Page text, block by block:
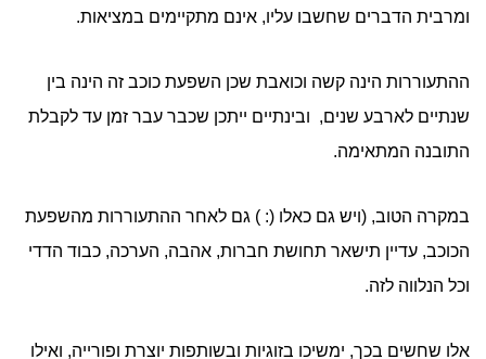
ומרבית הדברים שחשבו עליו, אינם מתקיימים במציאות.
ההתעוררות הינה קשה וכואבת שכן השפעת כוכב זה הינה בין
שנתיים לארבע שנים, ובינתיים ייתכן שכבר עבר זמן עד לקבלת
התובנה המתאימה.
במקרה הטוב, (ויש גם כאלו (: ) גם לאחר ההתעוררות מהשפעת
הכוכב, עדיין תישאר תחושת חברות, אהבה, הערכה, כבוד הדדי
וכל הנלווה לזה.
אלו שחשים בכך, ימשיכו בזוגיות ובשותפות יוצרת ופורייה, ואילו